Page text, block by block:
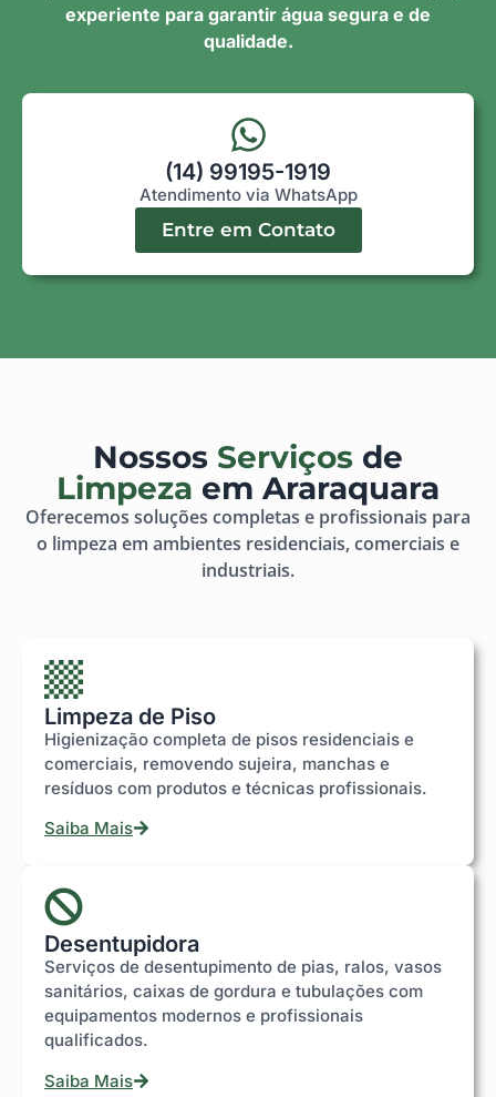
experiente para garantir água segura e de
qualidade.
(14) 99195-1919
Atendimento via WhatsApp
Entre em Contato
Nossos Serviços de
Limpeza em Araraquara
Oferecemos soluções completas e profissionais para
o limpeza em ambientes residenciais, comerciais e
industriais.
Limpeza de Piso
Higienização completa de pisos residenciais e
comerciais, removendo sujeira, manchas e
resíduos com produtos e técnicas profissionais.
Saiba Mais
Desentupidora
Serviços de desentupimento de pias, ralos, vasos
sanitários, caixas de gordura e tubulações com
equipamentos modernos e profissionais
qualificados.
Saiba Mais